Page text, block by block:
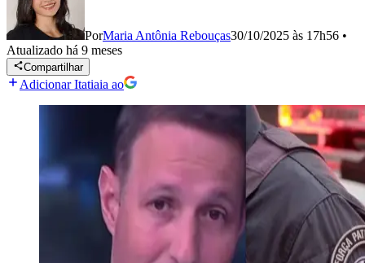
PorMaria Antônia Rebouças30/10/2025 às 17h56 •
Atualizado há 9 meses
Compartilhar
Adicionar Itatiaia ao